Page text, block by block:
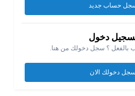
حساب جديد
دخول
بالفعل ؟ سجل دخولك من هنا.
سجل دخولك الان